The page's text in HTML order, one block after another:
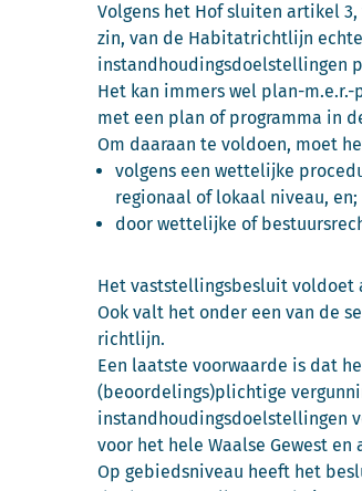
Volgens het Hof sluiten artikel
zin, van de Habitatrichtlijn
instandhoudingsdoelstellingen
Het kan immers wel plan-
met een plan of programma in
Om daaraan te voldoen, moet
volgens een wettelijke
regionaal of lokaal niveau, en;
door wettelijke of
Het vaststellingsbesluit voldoet
Ook valt het onder een van de
richtlijn.
Een laatste voorwaarde is dat
(beoordelings)plichtige
instandhoudingsdoelstellingen
voor het hele Waalse Gewest
Op gebiedsniveau heeft het